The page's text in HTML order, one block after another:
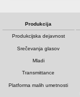
Produkcija
Produkcijska dejavnost
Srečevanja glasov
Mladi
Transmittance
Platforma malih umetnosti